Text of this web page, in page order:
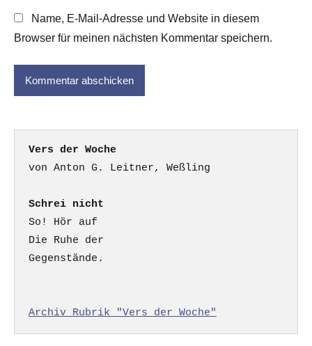
Name, E-Mail-Adresse und Website in diesem
Browser für meinen nächsten Kommentar speichern.
Vers der Woche
Schrei nicht
So! Hör auf
Die Ruhe der
Gegenstände.
Archiv Rubrik "Vers der Woche"